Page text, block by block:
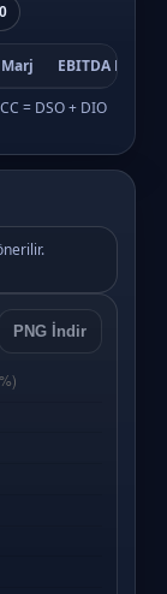
EBITDA Marj
= DSO + DIO
PNG İndir